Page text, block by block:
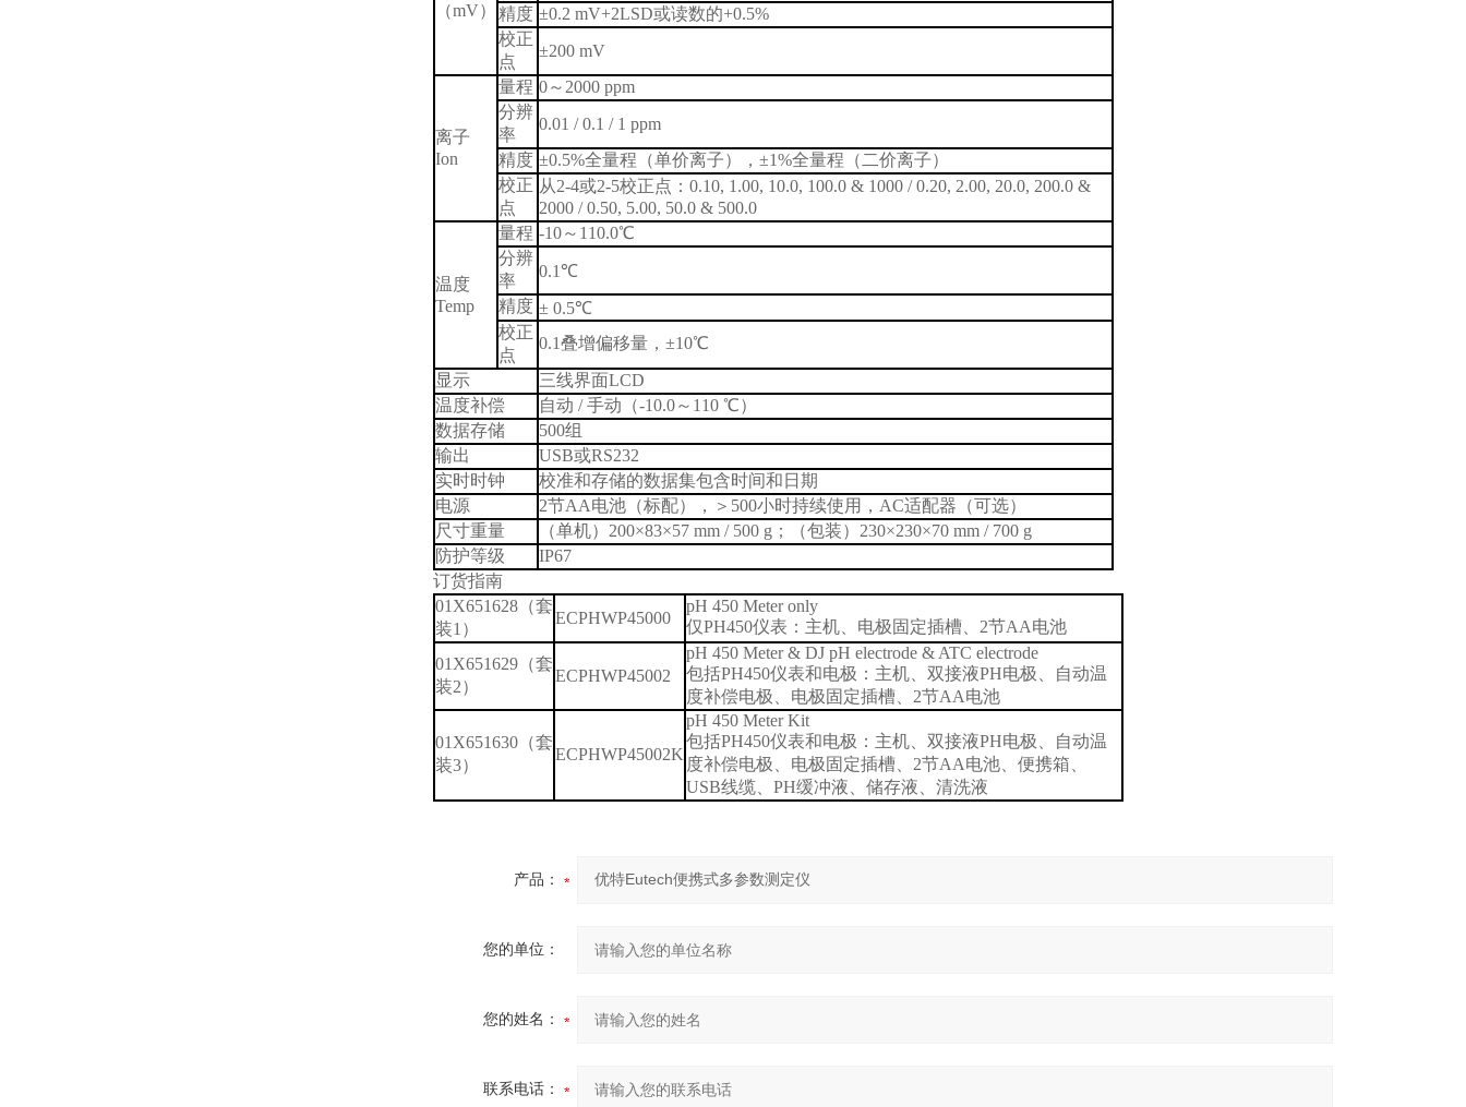
（mV）
精度 ±0.2 mV+2LSD或读数的+0.5%
校正
点
±200 mV
离子
Ion
量程 0～ 2000 ppm
分辨
率
0.01 / 0.1 / 1 ppm
精度 ±0.5%全量程（单价离子）， ±1%全量程（二价离子）
校正
点
从2-4或2-5校正点： 0.10, 1.00, 10.0, 100.0 & 1000 / 0.20, 2.00, 20.0, 200.0 &
2000 / 0.50, 5.00, 50.0 & 500.0
温度
Temp
量程 -10～ 110.0℃
分辨
率
0.1℃
精度 ± 0.5℃
校正
点
0.1叠增偏移量， ±10℃
显示
三线界面LCD
温度补偿
自动 /手动（-10.0～ 110 ℃）
数据存储
500组
输出
USB或RS232
实时时钟
校准和存储的数据集包含时间和日期
电源
2节AA电池（标配），＞ 500小时持续使用， AC适配器（可选）
尺寸重量
（单机） 200×83×57 mm / 500 g ；（包装） 230×230×70 mm / 700 g
防护等级
IP67
订货指南
01X651628 （套
装1 ）
ECPHWP45000
pH 450 Meter only
仅PH450仪表：主机、电极固定插槽、 2节AA电池
01X651629 （套
装2）
ECPHWP45002
pH 450 Meter & DJ pH electrode & ATC electrode
包括PH450仪表和电极：主机、双接液PH电极、自动温
度补偿电极、电极固定插槽、 2节AA电池
01X651630 （套
装3）
ECPHWP45002K
pH 450 Meter Kit
包括PH450仪表和电极：主机、双接液PH电极、自动温
度补偿电极、电极固定插槽、 2节AA电池、便携箱、
USB线缆、 PH缓冲液、储存液、清洗液
产品：
您的单位：
您的姓名：
联系电话：